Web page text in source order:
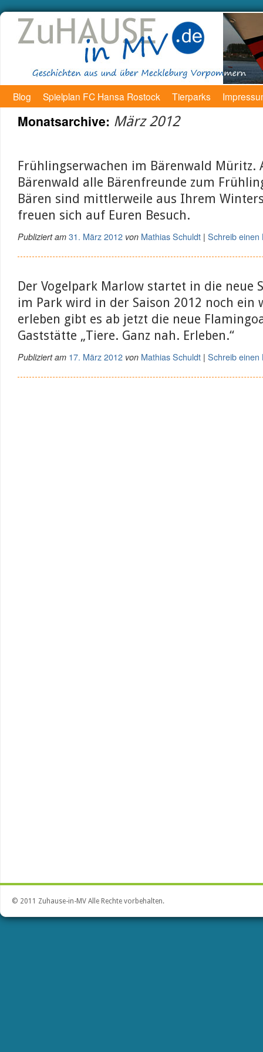
Blog Spielplan FC Hansa Rostock Tierparks
Monatsarchive: März 2012
Frühlingserwachen im Bärenwald Müritz.
Bärenwald alle Bärenfreunde zum
Bären sind mittlerweile aus Ihrem
freuen sich auf Euren Besuch.
Publiziert am 31. März 2012 von Mathias Schuldt | Schreib einen
Der Vogelpark Marlow startet in die neue
im Park wird in der Saison 2012 noch ein
erleben gibt es ab jetzt die neue
Gaststätte „Tiere. Ganz nah. Erleben.“
Publiziert am 17. März 2012 von Mathias Schuldt | Schreib einen
© 2011 Zuhause-in-MV Alle Rechte vorbehalten.